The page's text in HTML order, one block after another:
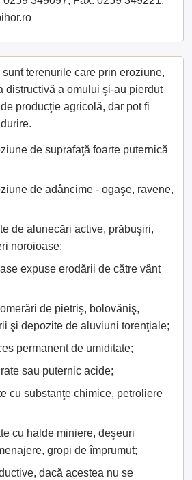
sunt terenurile care prin eroziune,
distructivă a omului şi-au pierdut
producţie agricolă, dar pot fi
de suprafaţă foarte puternică
de adâncime - ogaşe, ravene,
de alunecări active, prăbuşiri,
noroioase;
expuse erodării de către vânt
de pietriş, bolovăniş,
şi depozite de aluviuni torenţiale;
permanent de umiditate;
sau puternic acide;
cu substanţe chimice, petroliere
cu halde miniere, deşeuri
gropi de împrumut;
dacă acestea nu se